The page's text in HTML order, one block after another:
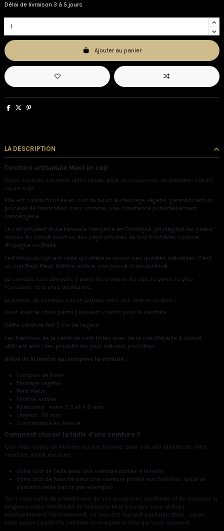
Délai de livraison 3 à 5 jours
Ajouter au panier
LA DESCRIPTION
Ceinture artisanale Mael en cuir
Cette ceinture est votre alliée idéale pour accessoiriser un pantalon habillé
ou un jean.
Elle est confectionnée en cuir de bovin au tannage végétal, garantissant un
procédé de fabrication sans chrome, une substance potentiellement
cancérigène.
Le cuir provient d'une tannerie française en Dordogne, privilégiant les peaux
issues du circuit court ou des pays proches de nos frontières comme
l'Espagne ou l'Italie.
La finition du cuir est celle qui altère le moins ses qualités naturelles. C'est
un cuir Plein Fleur, finition aniline, non poncé ni reconstitué.
La ceinture est fabriquée à partir du croupon du cuir, la partie la plus
résistante et la plus qualitative.
La boucle de ceinture est en Zamac avec une finition nickelée.
Vous avez le choix parmi plusieurs coloris pour la ceinture.
Cette ceinture fait 3 cm de largeur.
Les tranches de la ceinture sont finies avec de la cire d'abeille à chaud,
utilisant ainsi des produits les plus naturels possibles.
Détail de la lanière qui compose la ceinture :
Croupon de bovin
Tannage végétal
Plein Fleur
Finition aniline
Épaisseur : entre 3,5 et 4,6 mm
Largeur : 30 mm
Cuir fabriqué en France
Comment choisir la taille d'une ceinture ?
Que vous soyez un homme ou une femme, pour calculer la taille de votre
ceinture, il faut mesurer :
Votre tour de taille pour une ceinture portée à la taille.
Votre tour de hanche pour une ceinture portée aux hanches (pour un
pantalon taille basse par exemple).
Ou il vous suffit de prendre une de vos anciennes ceintures et de mesurer la
longueur entre l'extrémité de la boucle et le trou que vous utilisez
habituellement. Normalement, ce trou est marqué par l'utilisation ; sinon,
vous pouvez porter la ceinture et marquer le trou qui vous convient.